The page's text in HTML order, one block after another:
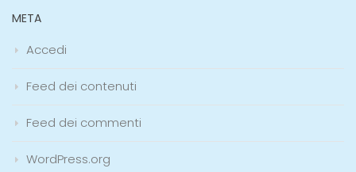
META
Accedi
Feed dei contenuti
Feed dei commenti
WordPress.org